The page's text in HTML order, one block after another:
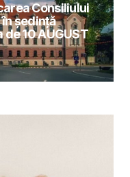
Consiliului
şedinţă
10 AUGUST